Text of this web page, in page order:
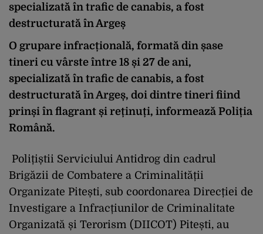
specializată în trafic de canabis, a fost
destructurată în Argeș
O grupare infracțională, formată din șase
tineri cu vârste între 18 și 27 de ani,
specializată în trafic de canabis, a fost
destructurată în Argeș, doi dintre tineri fiind
prinși în flagrant și reținuți, informează Poliția
Română.
Polițiștii Serviciului Antidrog din cadrul
Brigăzii de Combatere a Criminalității
Organizate Pitești, sub coordonarea Direcției de
Investigare a Infracțiunilor de Criminalitate
Organizată și Terorism (DIICOT) Pitești, au